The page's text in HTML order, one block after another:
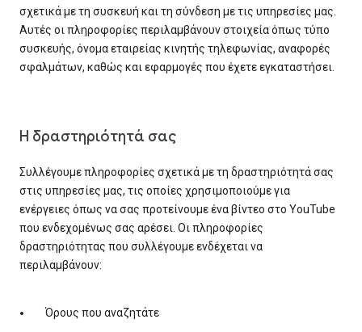
σχετικά με τη συσκευή και τη σύνδεση με τις υπηρεσίες μας.
Αυτές οι πληροφορίες περιλαμβάνουν στοιχεία όπως τύπο
συσκευής, όνομα εταιρείας κινητής τηλεφωνίας, αναφορές
σφαλμάτων, καθώς και εφαρμογές που έχετε εγκαταστήσει.
Η δραστηριότητά σας
Συλλέγουμε πληροφορίες σχετικά με τη δραστηριότητά σας
στις υπηρεσίες μας, τις οποίες χρησιμοποιούμε για
ενέργειες όπως να σας προτείνουμε ένα βίντεο στο YouTube
που ενδεχομένως σας αρέσει. Οι πληροφορίες
δραστηριότητας που συλλέγουμε ενδέχεται να
περιλαμβάνουν:
Όρους που αναζητάτε